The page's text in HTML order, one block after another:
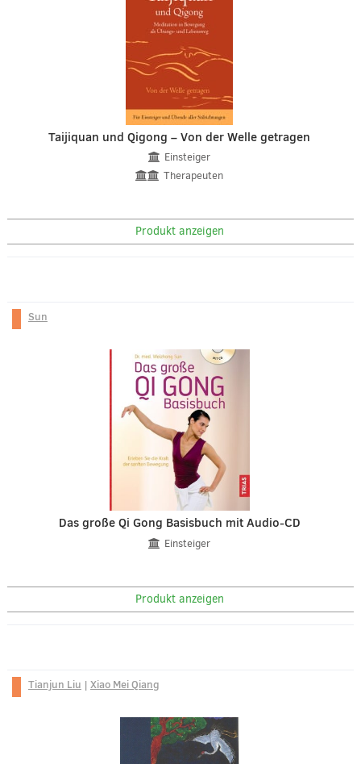
Taijiquan und Qigong – Von der Welle getragen
Einsteiger
Therapeuten
Produkt anzeigen
Sun
Das große Qi Gong Basisbuch mit Audio-CD
Einsteiger
Produkt anzeigen
Tianjun Liu | Xiao Mei Qiang